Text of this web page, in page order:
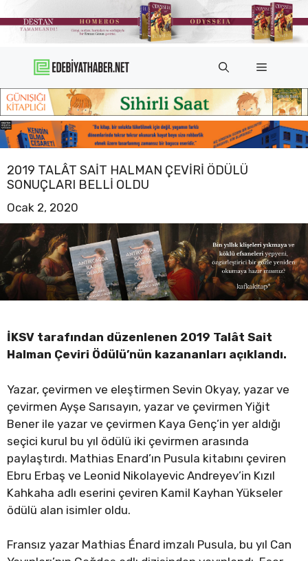
atla
Menü
2019 TALÂT SAIT HALMAN ÇEVIRI ÖDÜLÜ
SONUÇLARI BELLI OLDU
Ocak 2, 2020
İKSV tarafından düzenlenen 2019 Talât Sait
Halman Çeviri Ödülü’nün kazananları açıklandı.
Yazar, çevirmen ve eleştirmen Sevin Okyay, yazar ve
çevirmen Ayşe Sarısayın, yazar ve çevirmen Yiğit
Bener ile yazar ve çevirmen Kaya Genç’in yer aldığı
seçici kurul bu yıl ödülü iki çevirmen arasında
paylaştırdı. Mathias Enard’ın Pusula kitabını çeviren
Ebru Erbaş ve Leonid Nikolayevic Andreyev’in Kızıl
Kahkaha adlı eserini çeviren Kamil Kayhan Yükseler
ödülü alan isimler oldu.
Fransız yazar Mathias Énard imzalı Pusula, bu yıl Can